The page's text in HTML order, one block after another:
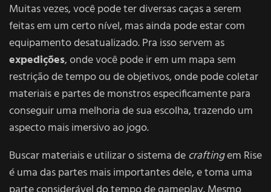
Muitas vezes, você pode ter diversas caças a serem
feitas em um certo nível, mas ainda pode estar com
equipamento desatualizado. Pra isso servem as
expedições, onde você pode ir em um mapa sem
restrição de tempo ou de objetivos, onde pode coletar
materiais e partes de monstros especificamente para
conseguir uma melhoria de sua escolha, trazendo um
aspecto mais imersivo ao jogo.
Buscar materiais e utilizar o sistema decraftingem Rise
é uma das partes mais importantes dele, e toma uma